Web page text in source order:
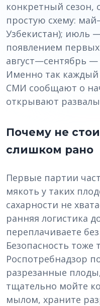
конкретный сезон,
простую схему:
Узбекистан); июль
появлением
август—сентябрь
Именно так каждый
СМИ сообщают о
открывают
Почему не
слишком рано
Первые партии
мякоть у таких
сахарности не
ранняя логистика
переплачиваете
Безопасность тоже
Роспотребнадзор
разрезанные
тщательно мойте
мылом, храните